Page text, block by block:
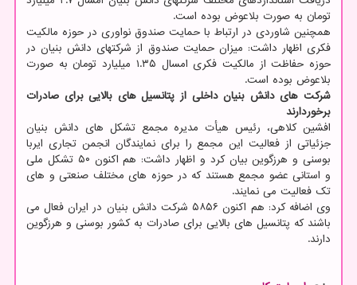
تومان به صورت بلاعوض بوده است.
همچنین شاوردی در ارتباط با حمایت صندوق نواوری در حوزه مالکیت
فکری اظهار داشت: میزان حمایت صندوق از شرکتهای دانش بنیان در
حوزه حفاظت از مالکیت فکری امسال ۱.۳۵ میلیارد تومان به صورت
بلاعوض بوده است.
شرکت های دانش بنیان داخلی از پتانسیل های بالایی برای صادرات
برخوردارند
افشین کلاهی، رئیس هیأت مدیره مجمع تشکل های دانش بنیان
جزئیاتی از فعالیت این مجمع را برای نمایندگان انجمن تجاری ایربا
بوسنی و هرزگوین بیان کرد و اظهار داشت: هم اکنون ۵۰ تشکل ملی
و استانی عضو مجمع هستند که در حوزه های مختلف صنعتی و های
تک فعالیت می نمایند.
وی اضافه کرد: هم اکنون ۵۸۵۶ شرکت دانش بنیان در ایران فعال می
باشند که پتانسیل های بالایی برای صادرات به کشور بوسنی و هرزگوین
دارند.